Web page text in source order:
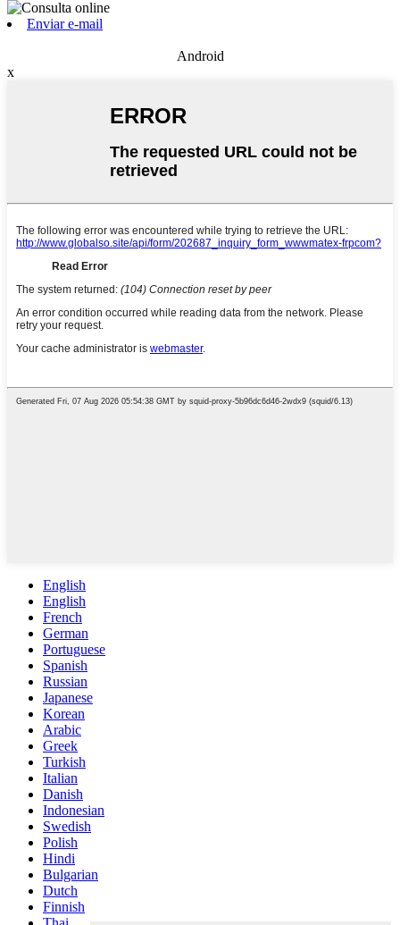
Enviar e-mail
Android
x
English
English
French
German
Portuguese
Spanish
Russian
Japanese
Korean
Arabic
Greek
Turkish
Italian
Danish
Indonesian
Swedish
Polish
Hindi
Bulgarian
Dutch
Finnish